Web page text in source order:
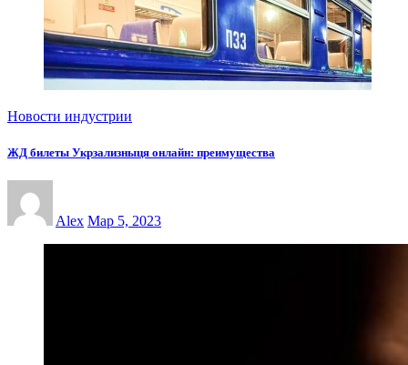
Новости индустрии
ЖД билеты Укрзализныця онлайн: преимущества
Alex Мар 5, 2023